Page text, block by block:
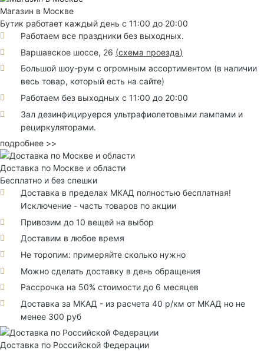
Магазин в Москве
Бутик работает каждый день с 11:00 до 20:00
Работаем все праздники без выходных.
Варшавское шоссе, 26 (схема проезда)
Большой шоу-рум с огромным ассортиментом (в наличии
весь товар, который есть на сайте)
Работаем без выходных с 11:00 до 20:00
Зал дезинфицируерся ультрафиолетовыми лампами и
рециркуляторами.
подробнее >>
Доставка по Москве и области
Бесплатно и без спешки
Доставка в пределах МКАД полностью бесплатная!
Исключение - часть товаров по акции
Привозим до 10 вещей на выбор
Доставим в любое время
Не торопим: примеряйте сколько нужно
Можно сделать доставку в день обращения
Рассрочка на 50% стоимости до 6 месяцев
Доставка за МКАД - из расчета 40 р/км от МКАД но не
менее 300 руб
Доставка по Российской Федерации